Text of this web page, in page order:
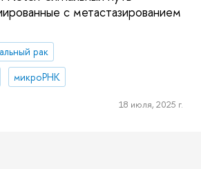
с метастазированием
рак
микроРНК
18 июля, 2025 г.